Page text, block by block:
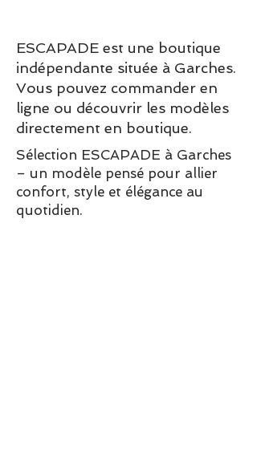
ESCAPADE est une boutique
indépendante située à Garches.
Vous pouvez commander en
ligne ou découvrir les modèles
directement en boutique.
Sélection ESCAPADE à Garches
– un modèle pensé pour allier
confort, style et élégance au
quotidien.